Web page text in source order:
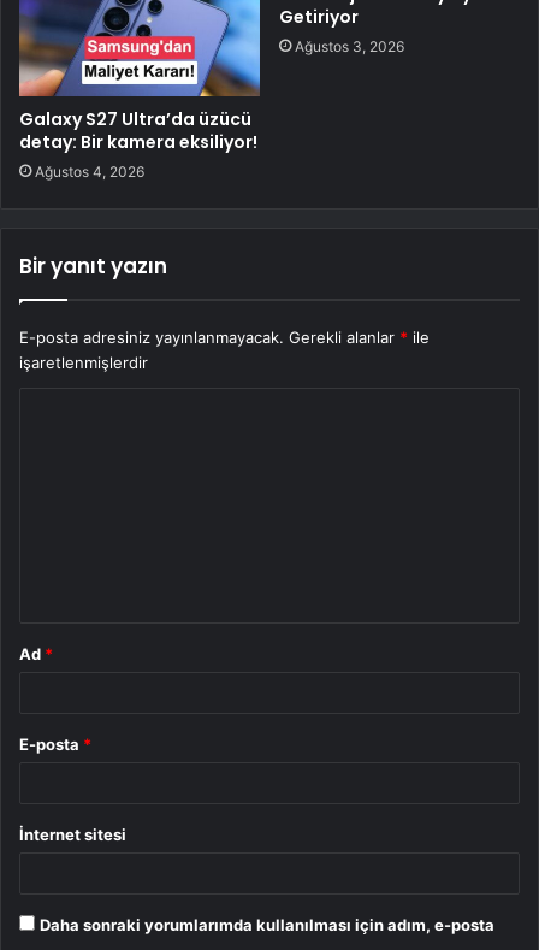
Galaxy S27 Ultra’da üzücü
detay: Bir kamera eksiliyor!
Ağustos 4, 2026
Getiriyor
Ağustos 3, 2026
Bir yanıt yazın
E-posta adresiniz yayınlanmayacak. Gerekli alanlar * ile
işaretlenmişlerdir
Ad *
E-posta *
İnternet sitesi
Daha sonraki yorumlarımda kullanılması için adım, e-posta